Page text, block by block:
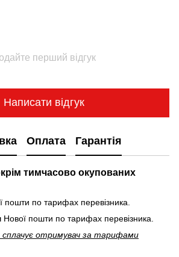
перший відгук
Написати відгук
Оплата Гарантія
тимчасово окупованих
пошти по тарифах перевізника.
Нової пошти по тарифах перевізника.
отримувач за тарифами